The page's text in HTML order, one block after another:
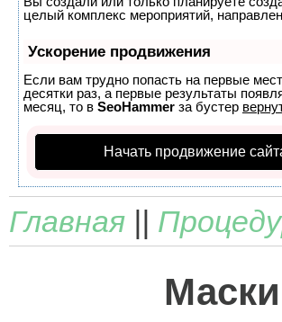
целый комплекс мероприятий,
Ускорение продвижения
Если вам трудно попасть на первые
десятки раз, а первые результаты
месяц, то в SeoHammer за бустер
Начать продвижение
Главная ||